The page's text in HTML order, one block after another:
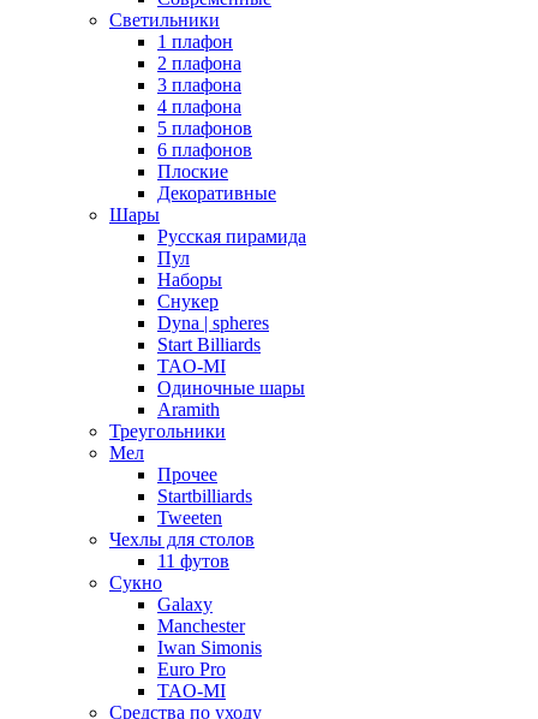
Светильники
1 плафон
2 плафона
3 плафона
4 плафона
5 плафонов
6 плафонов
Плоские
Декоративные
Шары
Русская пирамида
Пул
Наборы
Снукер
Dyna | spheres
Start Billiards
TAO-MI
Одиночные шары
Aramith
Треугольники
Мел
Прочее
Startbilliards
Tweeten
Чехлы для столов
11 футов
Сукно
Galaxy
Manchester
Iwan Simonis
Euro Pro
TAO-MI
Средства по уходу